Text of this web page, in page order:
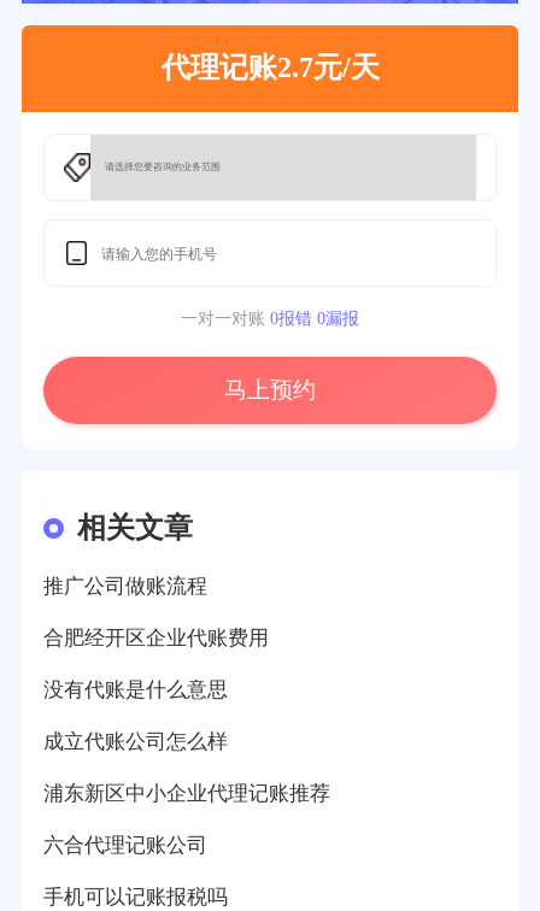
代理记账2.7元/天
一对一对账 0报错 0漏报
马上预约
相关文章
推广公司做账流程
合肥经开区企业代账费用
没有代账是什么意思
成立代账公司怎么样
浦东新区中小企业代理记账推荐
六合代理记账公司
手机可以记账报税吗